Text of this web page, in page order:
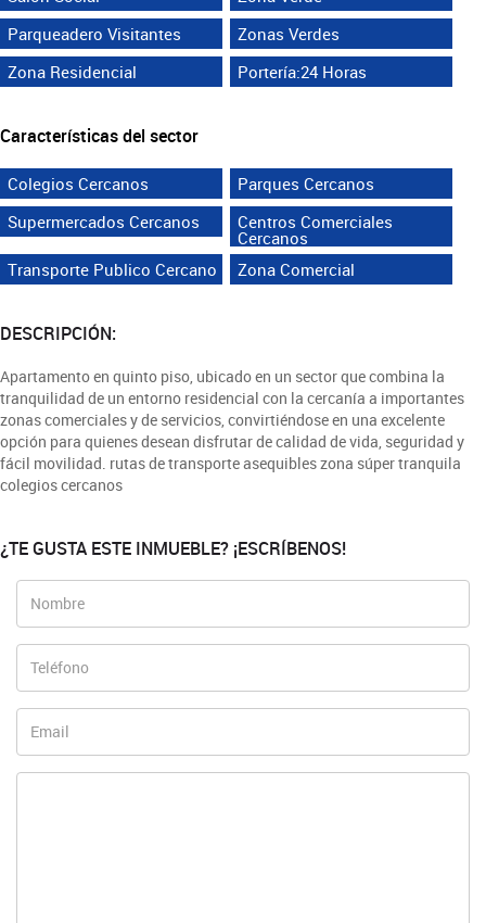
Parqueadero Visitantes
Zonas Verdes
Zona Residencial
Portería:24 Horas
Características del sector
Colegios Cercanos
Parques Cercanos
Supermercados Cercanos
Centros Comerciales
Cercanos
Transporte Publico Cercano
Zona Comercial
DESCRIPCIÓN:
Apartamento en quinto piso, ubicado en un sector que combina la
tranquilidad de un entorno residencial con la cercanía a importantes
zonas comerciales y de servicios, convirtiéndose en una excelente
opción para quienes desean disfrutar de calidad de vida, seguridad y
fácil movilidad. rutas de transporte asequibles zona súper tranquila
colegios cercanos
¿TE GUSTA ESTE INMUEBLE? ¡ESCRÍBENOS!